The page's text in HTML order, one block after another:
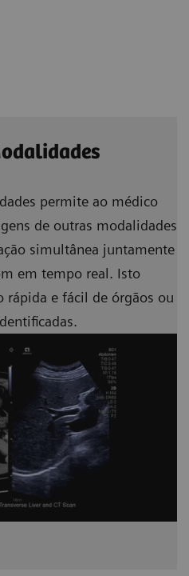
permite ao médico
de outras modalidades
simultânea juntamente
em tempo real. Isto
rápida e fácil de órgãos ou